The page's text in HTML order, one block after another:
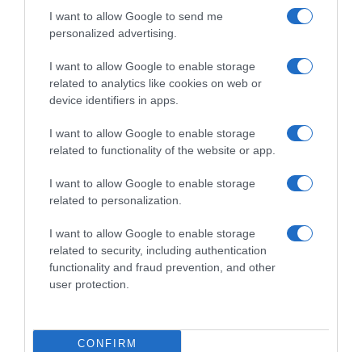
I want to allow Google to send me
personalized advertising.
I want to allow Google to enable storage
related to analytics like cookies on web or
device identifiers in apps.
I want to allow Google to enable storage
related to functionality of the website or app.
I want to allow Google to enable storage
related to personalization.
I want to allow Google to enable storage
related to security, including authentication
functionality and fraud prevention, and other
user protection.
CONFIRM
Μαύρη Θάλασσα: Η εμπορική
ακήρυχτου πολέμου
Στο επίκεντρο πλοία, πληρώματα λιμάνια και ενεργειακές